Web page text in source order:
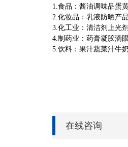
1.食品：酱油调味品蛋
2.化妆品：乳液防晒产
3.化工业：清洁剂上光
4.制药业：药膏凝胶滴
5.饮料：果汁蔬菜汁牛
在线咨询